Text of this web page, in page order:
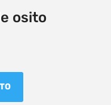
osito